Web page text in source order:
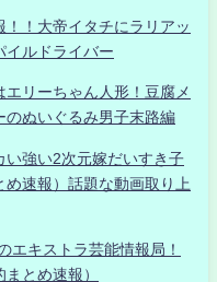
！大帝イタチにラリアッ
イルドライバー
リーちゃん人形！豆腐メ
のぬいぐるみ男子末路編
い強い2次元嫁だいすき子
速報）話題な動画取り上
エキストラ芸能情報局！
とめ速報）